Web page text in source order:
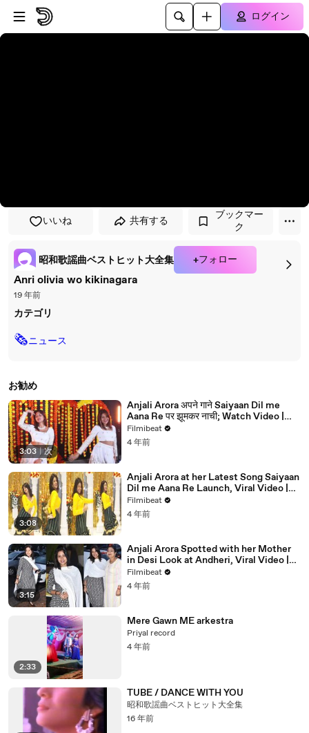
プレイヤーにスキップ
メインコンテンツにスキップ
ログイン
いいね 共有する
ブックマー
ク
昭和歌謡曲ベストヒット大全集 +フォロー
Anri olivia wo kikinagara
19 年前
カテゴリ
🗞ニュース
お勧め
3:03 | 次
Anjali Arora अपने गाने Saiyaan Dil me
Aana Re पर झूमकर नाची; Watch Video |
FilmiBeat
Filmibeat
4 年前
3:08
Anjali Arora at her Latest Song Saiyaan
Dil me Aana Re Launch, Viral Video |
FilmiBeat
Filmibeat
4 年前
3:15
Anjali Arora Spotted with her Mother
in Desi Look at Andheri, Viral Video |
Filmibeat | *TV
Filmibeat
4 年前
2:33
Mere Gawn ME arkestra
Priyal record
4 年前
TUBE / DANCE WITH YOU
昭和歌謡曲ベストヒット大全集
16 年前